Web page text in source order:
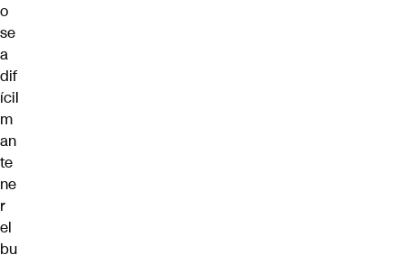
o
se
a
dif
ícil
m
an
te
ne
r
el
bu